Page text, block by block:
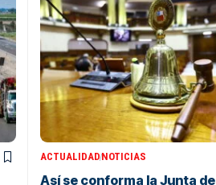
ACTUALIDADNOTICIAS
Así se conforma la Junta de